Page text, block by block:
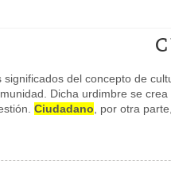
significados del concepto de
Dicha urdimbre se
Ciudadano , por otra